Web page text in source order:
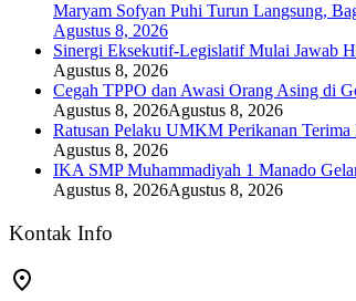
Maryam Sofyan Puhi Turun Langsung,
Agustus 8, 2026
Sinergi Eksekutif-Legislatif Mulai Jawab
Agustus 8, 2026
Cegah TPPO dan Awasi Orang Asing di
Agustus 8, 2026Agustus 8, 2026
Ratusan Pelaku UMKM Perikanan
Agustus 8, 2026
IKA SMP Muhammadiyah 1 Manado
Agustus 8, 2026Agustus 8, 2026
Kontak Info